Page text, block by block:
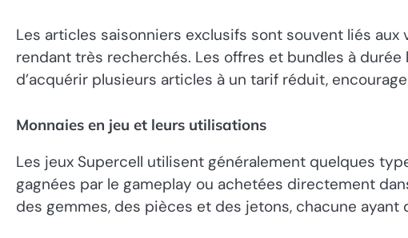
Les articles saisonniers exclusifs sont souvent liés
rendant très recherchés. Les offres et bundles à
d’acquérir plusieurs articles à un tarif réduit,
Monnaies en jeu et leurs utilisations
Les jeux Supercell utilisent généralement quelques
gagnées par le gameplay ou achetées directement
des gemmes, des pièces et des jetons, chacune